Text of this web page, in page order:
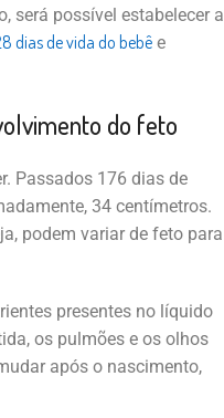
será possível estabelecer a
dias de vida do bebêe
do feto
Passados 176 dias de
34 centímetros.
podem variar de feto para
presentes no líquido
os pulmões e os olhos
após o nascimento,